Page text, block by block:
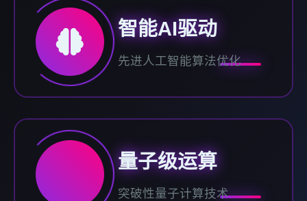
智能AI驱动
先进人工智能算法优化
量子级运算
突破性量子计算技术